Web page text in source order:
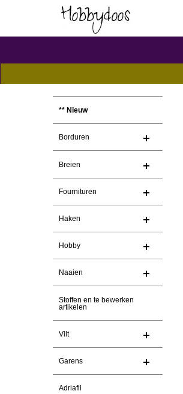
** Nieuw
Borduren
Breien
Fournituren
Haken
Hobby
Naaien
Stoffen en te bewerken
artikelen
Vilt
Garens
Adriafil